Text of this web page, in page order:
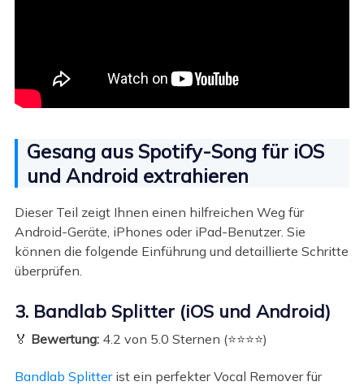
Gesang aus Spotify-Song für iOS
und Android extrahieren
Dieser Teil zeigt Ihnen einen hilfreichen Weg für
Android-Geräte, iPhones oder iPad-Benutzer. Sie
können die folgende Einführung und detaillierte Schritte
überprüfen.
3. Bandlab Splitter (iOS und Android)
🏅 Bewertung:4.2 von 5.0 Sternen (⭐⭐⭐⭐)
Bandlab Splitterist ein perfekter Vocal Remover für